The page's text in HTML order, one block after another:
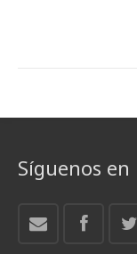
Síguenos en